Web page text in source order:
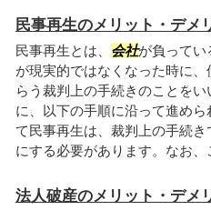
民事再生のメリット・デメ
民事再生とは、 会社が負ってい
が現実的ではなくなった時に
らう裁判上の手続きのことを
に、以下の手順に沿って進め
て民事再生は、裁判上の手続
にする必要があります。なお、
法人破産のメリット・デメ